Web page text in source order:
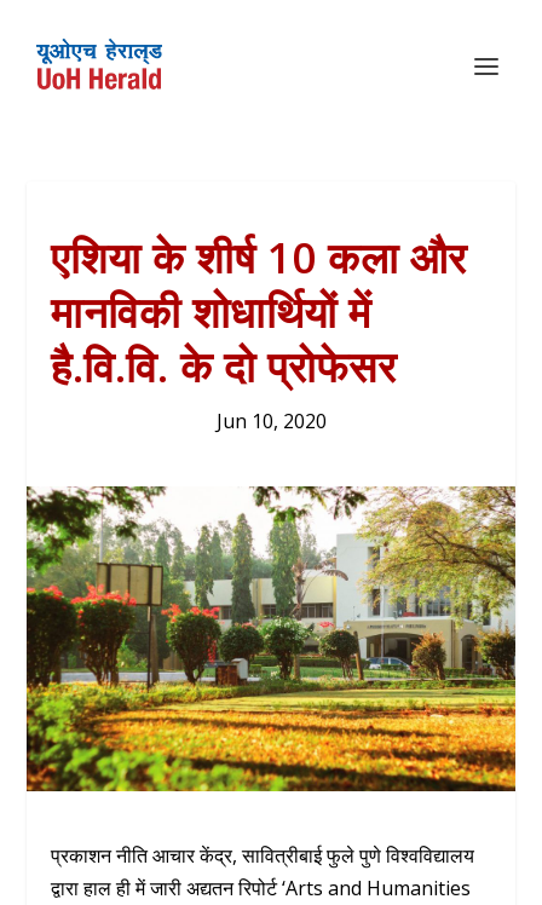
एशिया के शीर्ष 10 कला और
मानविकी शोधार्थियों में
है.वि.वि. के दो प्रोफेसर
Jun 10, 2020
प्रकाशन नीति आचार केंद्र, सावित्रीबाई फुले पुणे विश्वविद्यालय
द्वारा हाल ही में जारी अद्यतन रिपोर्ट ‘Arts and Humanities